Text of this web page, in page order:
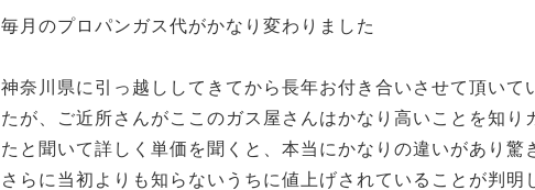
毎月のプロパンガス代がかなり変わりました
神奈川県に引っ越ししてきてから長年お付き合いさせて頂いて
たが、ご近所さんがここのガス屋さんはかなり高いことを知り
たと聞いて詳しく単価を聞くと、本当にかなりの違いがあり驚
さらに当初よりも知らないうちに値上げされていることが判明